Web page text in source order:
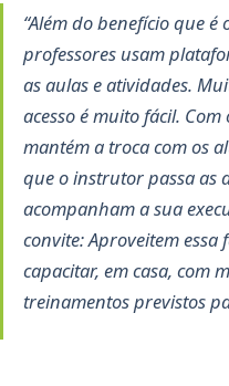
“Além do benefício que é
professores usam
as aulas e atividades.
acesso é muito fácil.
mantém a troca com os
que o instrutor passa as
acompanham a sua
convite: Aproveitem essa
capacitar, em casa, com
treinamentos previstos